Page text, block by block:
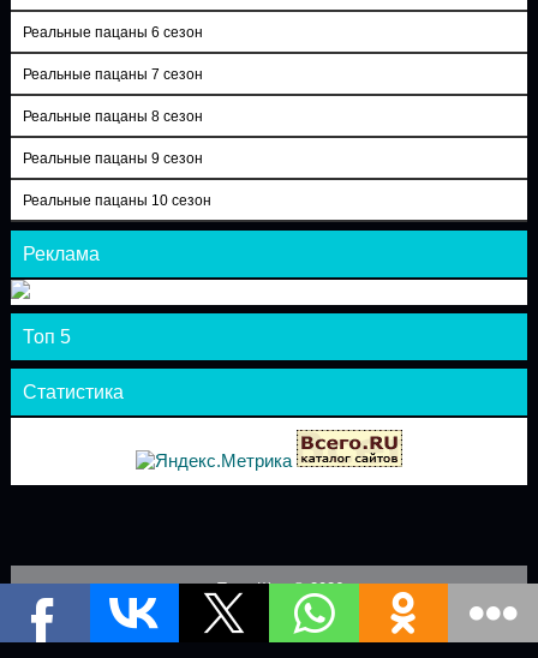
Реальные пацаны 6 сезон
Реальные пацаны 7 сезон
Реальные пацаны 8 сезон
Реальные пацаны 9 сезон
Реальные пацаны 10 сезон
Реклама
Топ 5
Статистика
Теле-Шоу © 2026